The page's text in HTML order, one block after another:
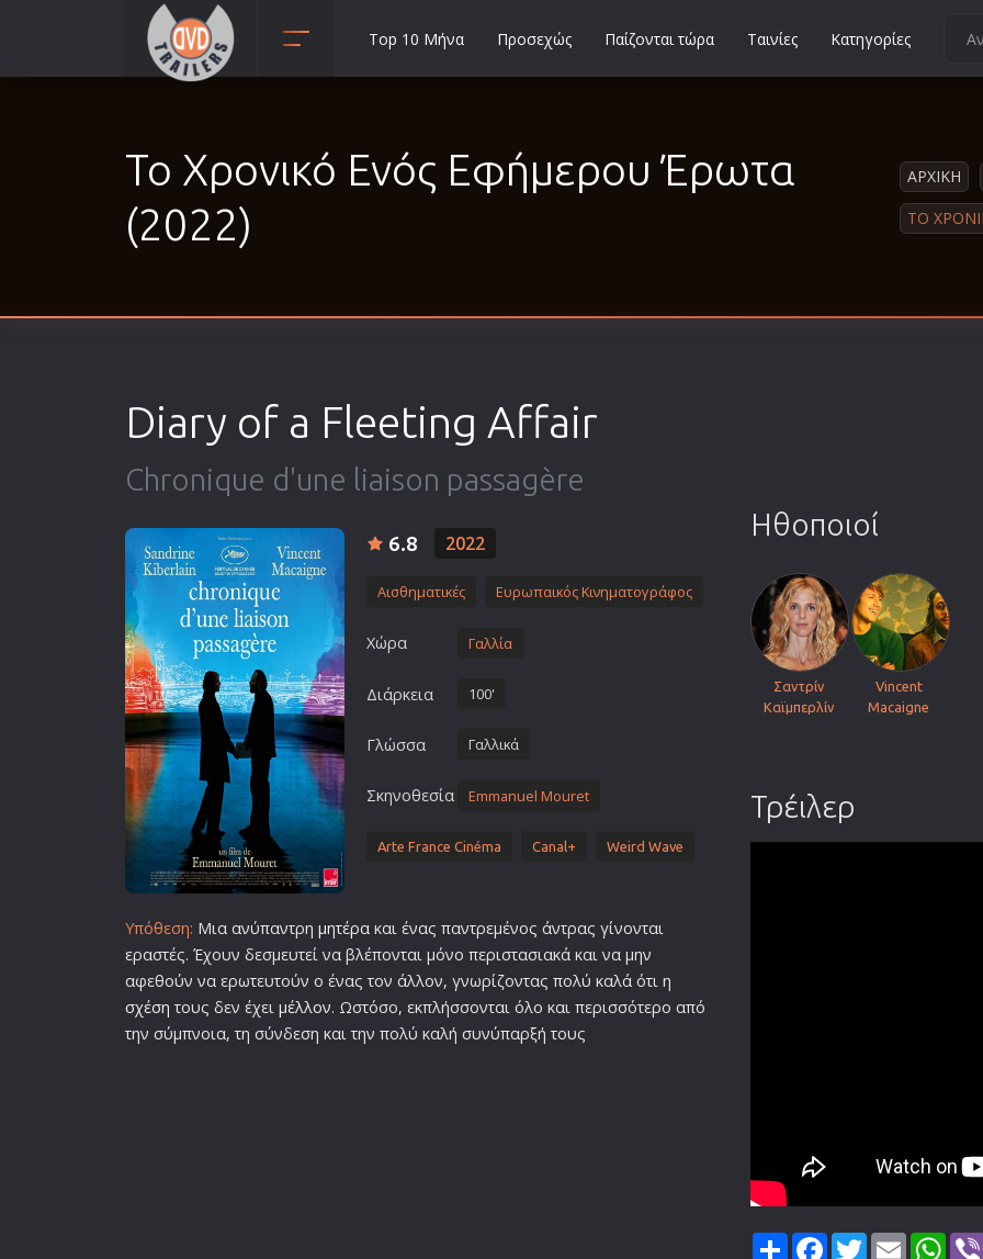
Αισθηματικές
Δράσης
Ελληνικός Κινηματογράφος
Επιβίωσης
Ερωτικές
Ευρωπαικός Κινηματογράφος
Θρησκευτικές
Θρίλερ
Ιστορικές
Καταστροφής
Κλασσικές
Μικρού Μήκους
Περιπέτειες
Top 10 Μήνα Προσεχώς Παίζονται τώρα Ταινίες Κατηγορίες
Το Χρονικό Ενός Εφήμερου Έρωτα
(2022)
ΑΡΧΙΚΗ
ΤΟ
Diary of a Fleeting Affair
Chronique d'une liaison passagère
6.8 2022
Αισθηματικές Ευρωπαικός Κινηματογράφος
Χώρα Γαλλία
Διάρκεια 100'
Γλώσσα Γαλλικά
Σκηνοθεσία Emmanuel Mouret
Arte France Cinéma Canal+ Weird Wave
Υπόθεση: Μια ανύπαντρη μητέρα και ένας παντρεμένος άντρας γίνονται
εραστές. Έχουν δεσμευτεί να βλέπονται μόνο περιστασιακά και να μην
αφεθούν να ερωτευτούν ο ένας τον άλλον, γνωρίζοντας πολύ καλά ότι η
σχέση τους δεν έχει μέλλον. Ωστόσο, εκπλήσσονται όλο και περισσότερο από
την σύμπνοια, τη σύνδεση και την πολύ καλή συνύπαρξή τους
Ηθοποιοί
Σαντρίν
Καϊμπερλίν
Vincent
Macaigne
Τρέιλερ
ShareFacebook
TwitterEmail